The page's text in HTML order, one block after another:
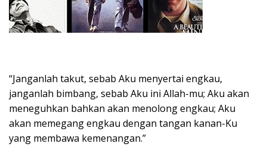
“Janganlah takut, sebab Aku menyertai engkau,
janganlah bimbang, sebab Aku ini Allah-mu; Aku akan
meneguhkan bahkan akan menolong engkau; Aku
akan memegang engkau dengan tangan kanan-Ku
yang membawa kemenangan.”